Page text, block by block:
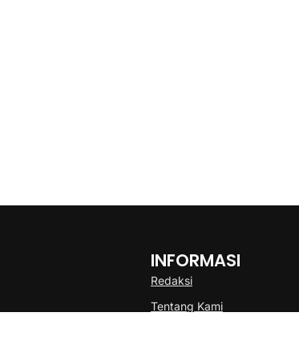
INFORMASI
Redaksi
Tentang Kami